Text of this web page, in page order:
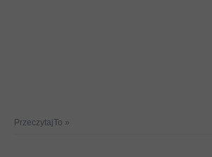
PrzeczytajTo »